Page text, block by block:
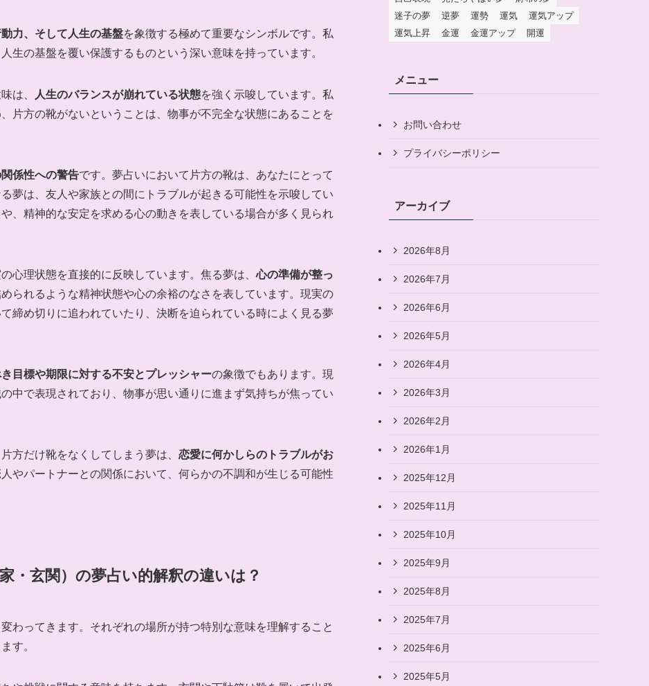
力、そして人生の基盤を象徴する極めて重要なシンボルです。私
生の基盤を覆い保護するものという深い意味を持っています。
は、 人生のバランスが崩れている状態を強く示唆しています。私
片方の靴がないということは、物事が不完全な状態にあることを
係性への警告です。夢占いにおいて片方の靴は、あなたにとって
夢は、友人や家族との間にトラブルが起きる可能性を示唆してい
、精神的な安定を求める心の動きを表している場合が多く見られ
心理状態を直接的に反映しています。焦る夢は、心の準備が整っ
られるような精神状態や心の余裕のなさを表しています。現実の
締め切りに追われていたり、決断を迫られている時によく見る夢
目標や期限に対する不安とプレッシャーの象徴でもあります。現
中で表現されており、物事が思い通りに進まず気持ちが焦ってい
方だけ靴をなくしてしまう夢は、 恋愛に何かしらのトラブルがお
やパートナーとの関係において、何らかの不調和が生じる可能性
・玄関）の夢占い的解釈の違いは？
わってきます。それぞれの場所が持つ特別な意味を理解すること
す。
迷子の夢
逆夢 運勢 運気
運気アップ
運気上昇
金運 金運アップ 開運
メニュー
お問い合わせ
プライバシーポリシー
アーカイブ
2026年8月
2026年7月
2026年6月
2026年5月
2026年4月
2026年3月
2026年2月
2026年1月
2025年12月
2025年11月
2025年10月
2025年9月
2025年8月
2025年7月
2025年6月
2025年5月